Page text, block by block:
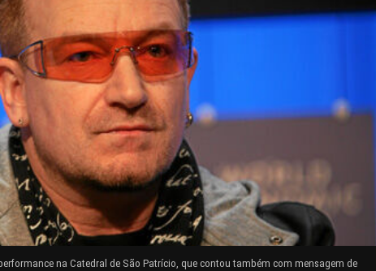
na Catedral de São Patrício, que contou também com mensagem de